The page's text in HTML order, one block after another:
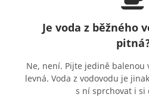
Je voda z běžného
Ne, není. Pijte jedině balenou
levná. Voda z vodovodu je
s ní sprchovat i si